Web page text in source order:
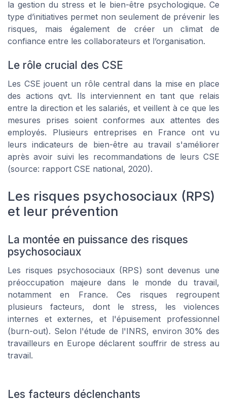
la gestion du stress et le bien-être psychologique. Ce
type d’initiatives permet non seulement de prévenir les
risques, mais également de créer un climat de
confiance entre les collaborateurs et l’organisation.
Le rôle crucial des CSE
Les CSE jouent un rôle central dans la mise en place
des actions qvt. Ils interviennent en tant que relais
entre la direction et les salariés, et veillent à ce que les
mesures prises soient conformes aux attentes des
employés. Plusieurs entreprises en France ont vu
leurs indicateurs de bien-être au travail s'améliorer
après avoir suivi les recommandations de leurs CSE
(source: rapport CSE national, 2020).
Les risques psychosociaux (RPS)
et leur prévention
La montée en puissance des risques
psychosociaux
Les risques psychosociaux (RPS) sont devenus une
préoccupation majeure dans le monde du travail,
notamment en France. Ces risques regroupent
plusieurs facteurs, dont le stress, les violences
internes et externes, et l'épuisement professionnel
(burn-out). Selon l'étude de l'INRS, environ 30% des
travailleurs en Europe déclarent souffrir de stress au
travail.
Les facteurs déclenchants